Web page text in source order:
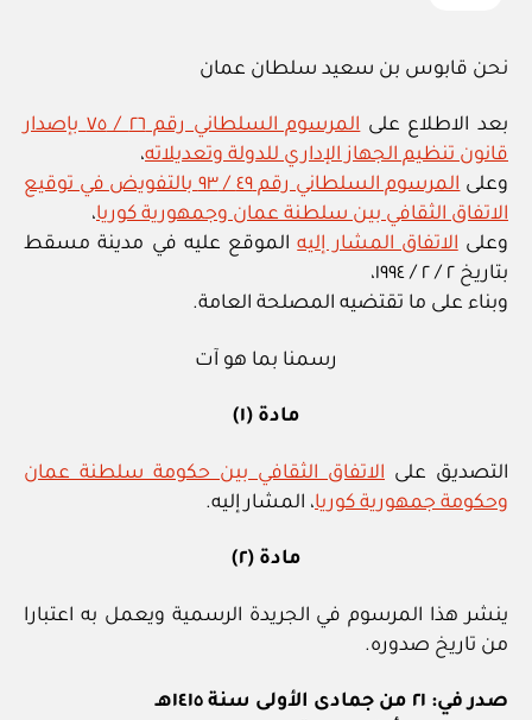
نحن قابوس بن سعيد سلطان عمان
بعد الاطلاع على
المرسوم السلطاني رقم ٢٦ / ٧٥ بإصدار
قانون تنظيم الجهاز الإداري للدولة وتعديلاته،
وعلى
المرسوم السلطاني رقم ٤٩ / ٩٣ بالتفويض في توقيع
الاتفاق الثقافي بين سلطنة عمان وجمهورية كوريا،
وعلىالاتفاق المشار إليهالموقع عليه في مدينة مسقط
بتاريخ ٢ / ٢ / ١٩٩٤،
وبناء على ما تقتضيه المصلحة العامة.
رسمنا بما هو آت
مادة (١)
التصديق على الاتفاق الثقافي بين حكومة سلطنة عمان
وحكومة جمهورية كوريا، المشار إليه.
مادة (٢)
ينشر هذا المرسوم في الجريدة الرسمية ويعمل به اعتبارا
من تاريخ صدوره.
صدر في: ٢١ من جمادى الأولى سنة ١٤١٥هـ